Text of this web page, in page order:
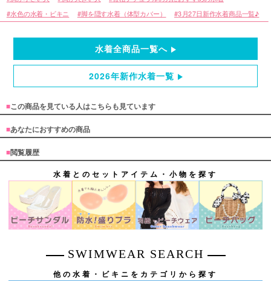
水色の水着・ビキニ
脚を隠す水着（体型カバー） 3月27日新作水着商品一覧♪
水着全商品一覧へ
2026年新作水着一覧
■この商品を見ている人はこちらも見ています
■あなたにおすすめの商品
■閲覧履歴
水着とのセットアイテム・小物を探す
SWIMWEAR SEARCH
他の水着・ビキニをカテゴリから探す